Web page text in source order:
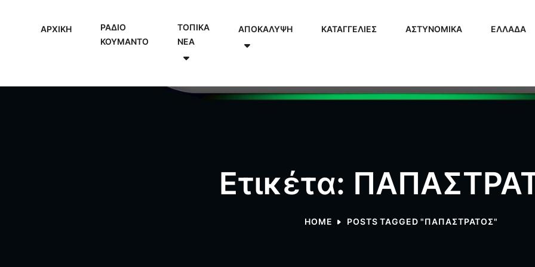
ΑΡΧΙΚΗ
ΡΑΔΙΟ
ΚΟΥΜΑΝΤΟ
ΤΟΠΙΚΑ
NEA
ΑΠΟΚΑΛΥΨΗ ΚΑΤΑΓΓΕΛΙΕΣ ΑΣΤΥΝΟΜΙΚΑ ΕΛΛΑΔΑ
Ετικέτα:
HOME POSTS TAGGED "ΠΑΠΑΣΤΡΑΤΟΣ"